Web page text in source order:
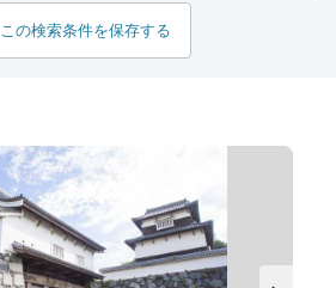
この検索条件を保存する